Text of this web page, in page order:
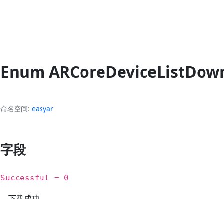
Enum
命名空间 easyar
字段
Successful = 0